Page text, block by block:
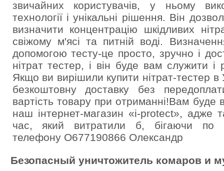
звичайних користувачів, у ньому
технології і унікальні рішення. Він
визначити концентрацію шкідливих
свіжому м'ясі та питній воді.
допомогою тесту-це просто, зручно і
нітрат тестер, і він буде вам служити
Якщо ви вирішили купити нітрат-тестер
безкоштовну доставку без
вартість товару при отриманні!Вам буде
наш інтернет-магазин «i-protect», адже
час, який витратили б, бігаючи по
телефону О677190866 Олександр
Безопасный уничтожитель комаров и